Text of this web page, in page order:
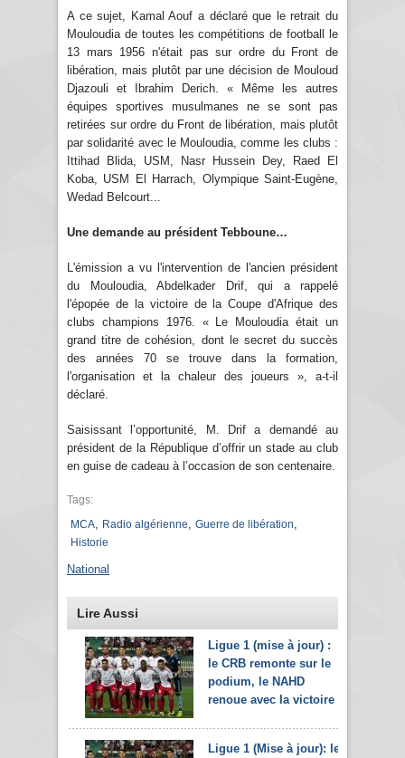
A ce sujet, Kamal Aouf a déclaré que le retrait du
Mouloudia de toutes les compétitions de football le
13 mars 1956 n'était pas sur ordre du Front de
libération, mais plutôt par une décision de Mouloud
Djazouli et Ibrahim Derich. « Même les autres
équipes sportives musulmanes ne se sont pas
retirées sur ordre du Front de libération, mais plutôt
par solidarité avec le Mouloudia, comme les clubs :
Ittihad Blida, USM, Nasr Hussein Dey, Raed El
Koba, USM El Harrach, Olympique Saint-Eugène,
Wedad Belcourt...
Une demande au président Tebboune…
L'émission a vu l'intervention de l'ancien président
du Mouloudia, Abdelkader Drif, qui a rappelé
l'épopée de la victoire de la Coupe d'Afrique des
clubs champions 1976. « Le Mouloudia était un
grand titre de cohésion, dont le secret du succès
des années 70 se trouve dans la formation,
l'organisation et la chaleur des joueurs », a-t-il
déclaré.
Saisissant l’opportunité, M. Drif a demandé au
président de la République d’offrir un stade au club
en guise de cadeau à l’occasion de son centenaire.
Tags:
MCA
Radio algérienne Guerre de libération
Historie
National
Lire Aussi
Ligue 1 (mise à jour) :
le CRB remonte sur le
podium, le NAHD
renoue avec la victoire
Ligue 1 (Mise à jour): le